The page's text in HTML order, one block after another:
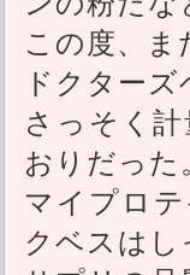
この度、
ドクター
さっそく
おりだった。
マイプロ
クベスはし